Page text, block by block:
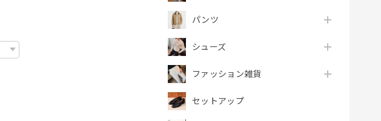
パンツ
シューズ
ファッション雑貨
セットアップ